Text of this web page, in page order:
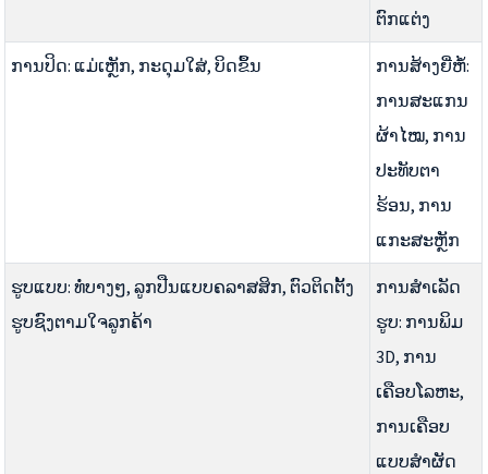
ຕົກແຕ່ງ
ການປິດ: ແມ່ເຫຼັກ, ກະດຸມໃສ່, ບິດຂຶ້ນ
ການສ້າງຍີ່ຫໍ້:
ການສະແກນ
ຜ້າໄໝ, ການ
ປະທັບຕາ
ຮ້ອນ, ການ
ແກະສະຫຼັກ
ຮູບແບບ: ທໍ່ບາງໆ, ລູກປືນແບບຄລາສສິກ, ຕົວຕິດຕັ້ງ
ຮູບຊົງຕາມໃຈລູກຄ້າ
ການສຳເລັດ
ຮູບ: ການພິມ
3D, ການ
ເຄືອບໂລຫະ,
ການເຄືອບ
ແບບສຳຜັດ